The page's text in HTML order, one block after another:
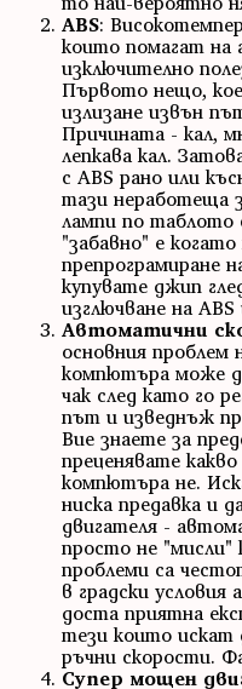
ABS:
които помагат на
изключително
Първото нещо,
излизане извън
Причината - кал,
лепкава кал.
с ABS рано или
тази неработеща
лампи по таблото
"забавно" е
препрограмиране
купувате джип
изглючване на
Автоматични
основния проблем
компютъра може
чак след като го
път и изведнъж
Вие знаете за
преценявате
компютъра не.
ниска предавка и
двигателя -
просто не "мисли"
проблеми са
в градски
доста приятна
тези които искат
ръчни скорости.
Супер мощен